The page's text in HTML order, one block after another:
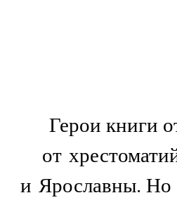
Герои книги
от
и Ярославны. Но